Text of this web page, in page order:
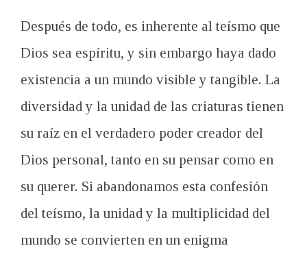
Después de todo, es inherente al teísmo que
Dios sea espíritu, y sin embargo haya dado
existencia a un mundo visible y tangible. La
diversidad y la unidad de las criaturas tienen
su raíz en el verdadero poder creador del
Dios personal, tanto en su pensar como en
su querer. Si abandonamos esta confesión
del teísmo, la unidad y la multiplicidad del
mundo se convierten en un enigma